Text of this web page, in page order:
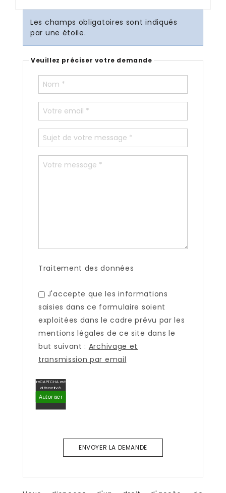
Les champs obligatoires sont indiqués
par une étoile.
Veuillez préciser votre demande
Traitement des données
J'accepte que les informations
saisies dans ce formulaire soient
exploitées dans le cadre prévu par les
mentions légales de ce site dans le
but suivant : Archivage et
transmission par email
reCAPTCHA est
désactivé.
Autoriser